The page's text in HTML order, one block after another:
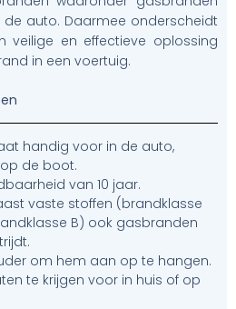
auto. Daarmee onderscheidt
veilige en effectieve oplossing
in een voertuig.
handig voor in de auto,
de boot.
van 10 jaar.
vaste stoffen (brandklasse
B) ook gasbranden
om hem aan op te hangen.
te krijgen voor in huis of op